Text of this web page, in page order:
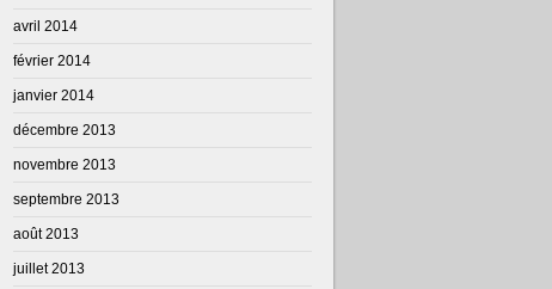
avril 2014
février 2014
janvier 2014
décembre 2013
novembre 2013
septembre 2013
août 2013
juillet 2013